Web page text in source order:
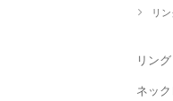
リ
リング
ネッ